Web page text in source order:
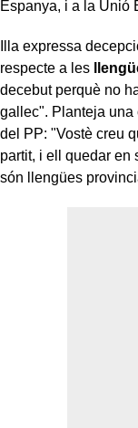
Espanya, i a la Unió
Illa expressa
respecte a les
decebut perquè no
gallec". Planteja una
del PP: "Vostè creu
partit, i ell quedar en
són llengües